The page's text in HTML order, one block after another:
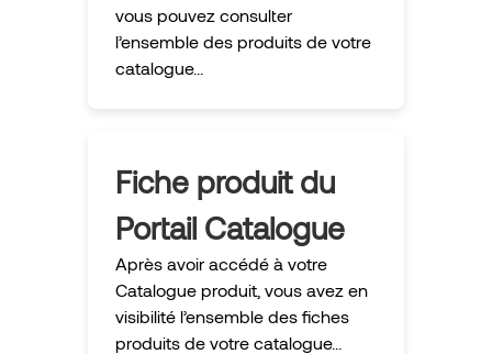
vous pouvez consulter
l’ensemble des produits de votre
catalogue...
Fiche produit du
Portail Catalogue
Après avoir accédé à votre
Catalogue produit, vous avez en
visibilité l’ensemble des fiches
produits de votre catalogue...